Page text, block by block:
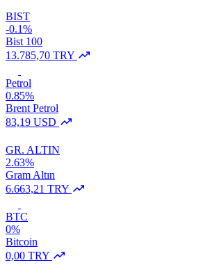
BIST
-0.1%
Bist 100
13.785,70 TRY
Petrol
0.85%
Brent Petrol
83,19 USD
GR. ALTIN
2.63%
Gram Altın
6.663,21 TRY
BTC
0%
Bitcoin
0,00 TRY